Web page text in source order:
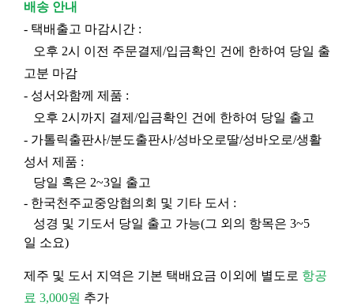
배송 안내
- 택배출고 마감시간 :
오후 2시 이전 주문결제/입금확인 건에 한하여 당일 출
고분 마감
- 성서와함께 제품 :
오후 2시까지 결제/입금확인 건에 한하여 당일 출고
- 가톨릭출판사/분도출판사/성바오로딸/성바오로/생활
성서 제품 :
당일 혹은 2~3일 출고
- 한국천주교중앙협의회 및 기타 도서 :
성경 및 기도서 당일 출고 가능(그 외의 항목은 3~5
일 소요)
제주 및 도서 지역은 기본 택배요금 이외에 별도로 항공
료 3,000원 추가